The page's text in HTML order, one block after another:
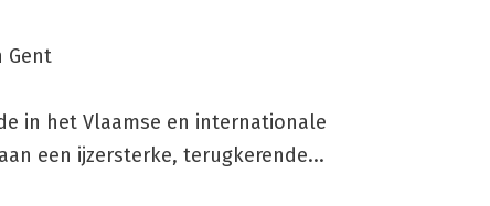
Gent
in het Vlaamse en internationale
een ijzersterke, terugkerende...